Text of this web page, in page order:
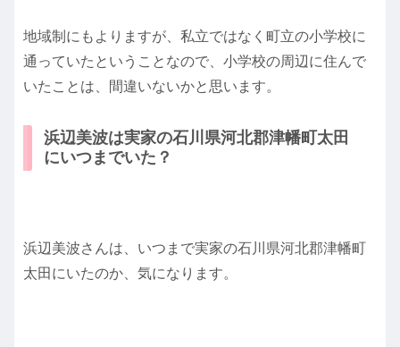
地域制にもよりますが、私立ではなく町立の小学校に
通っていたということなので、小学校の周辺に住んで
いたことは、間違いないかと思います。
浜辺美波は実家の石川県河北郡津幡町太田
にいつまでいた？
浜辺美波さんは、いつまで実家の石川県河北郡津幡町
太田にいたのか、気になります。